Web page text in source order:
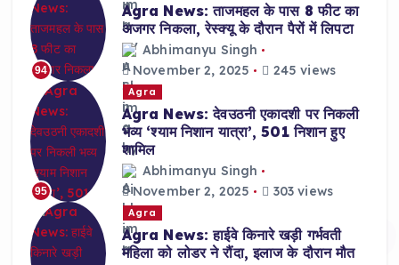
94
Agra News: ताजमहल के पास 8 फीट का
अजगर निकला, रेस्क्यू के दौरान पैरों में लिपटा
Abhimanyu Singh
November 2, 2025
245 views
95
Agra
Agra News: देवउठनी एकादशी पर निकली
भव्य ‘श्याम निशान यात्रा’, 501 निशान हुए
शामिल
Abhimanyu Singh
November 2, 2025
303 views
Agra
Agra News: हाईवे किनारे खड़ी गर्भवती
महिला को लोडर ने रौंदा, इलाज के दौरान मौत